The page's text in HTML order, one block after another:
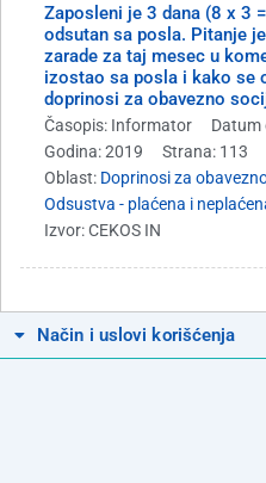
Zaposleni je 3 dana (8 x 3
odsutan sa posla. Pitanje
zarade za taj mesec u
izostao sa posla i kako se
doprinosi za obavezno
Časopis: Informator Datum
Godina: 2019
Strana: 113
Oblast: Doprinosi za
Odsustva - plaćena i
Izvor: CEKOS IN
Način i uslovi korišćenja